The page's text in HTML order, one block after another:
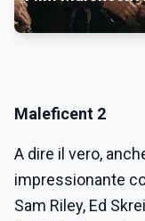
Maleficent 2
A dire il vero,
impressionante
Sam Riley, Ed